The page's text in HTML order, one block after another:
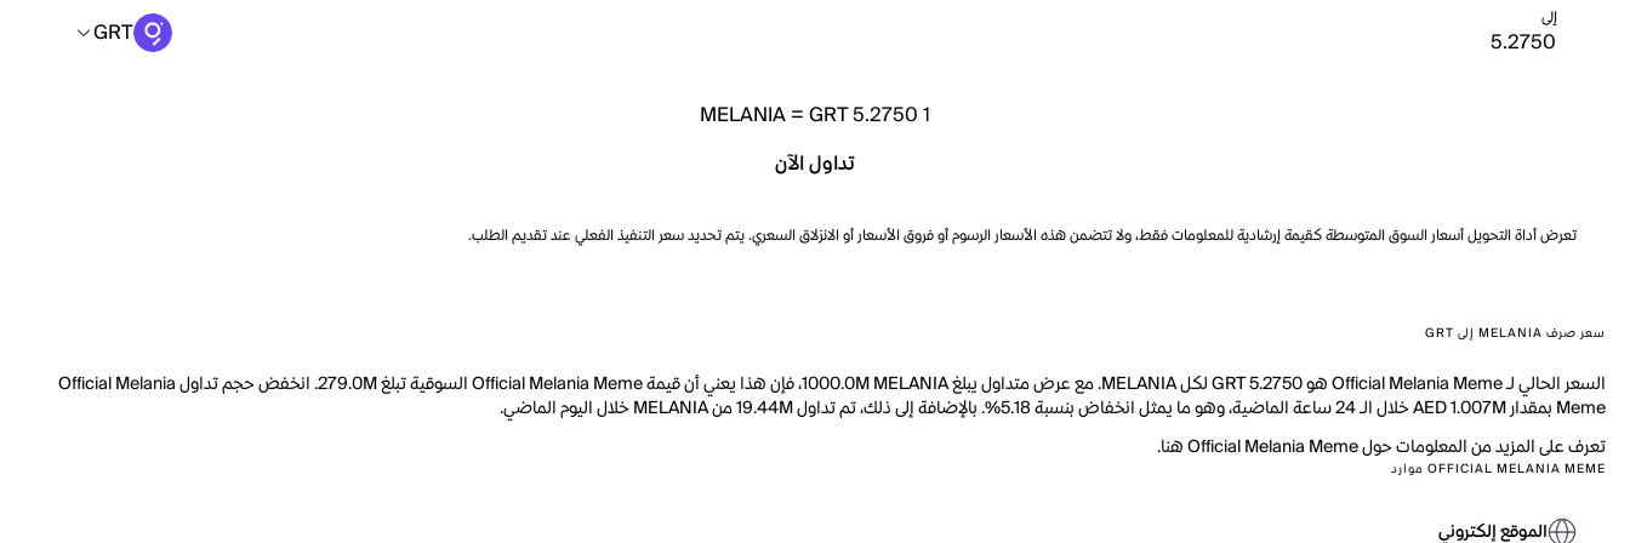
إلى GRT
1
MELANIA=GRT 5.2750
تداول الآن
تعرض أداة التحويل أسعار السوق المتوسطة كقيمة إرشادية للمعلومات فقط، ولا تتضمن هذه الأسعار الرسوم أو فروق الأسعار أو الانزلاق السعري. يتم تحديد سعر التنفيذ الفعلي عند تقديم الطلب.
سعر صرف MELANIA إلى GRT
السعر الحالي لـ Official Melania Meme هو GRT 5.2750 لكل MELANIA. مع عرض متداول يبلغ 1000.0M MELANIA، فإن هذا يعني أن قيمة Official Melania Meme السوقية تبلغ 279.0M. انخفض حجم تداول Official Melania
Meme بمقدار AED 1.007M خلال الـ 24 ساعة الماضية، وهو ما يمثل انخفاض بنسبة 5.18%. بالإضافة إلى ذلك، تم تداول 19.44M من MELANIA خلال اليوم الماضي.
تعرف على المزيد من المعلومات حول Official Melania Meme هنا.
OFFICIAL MELANIA MEME موارد
الموقع إلكتروني